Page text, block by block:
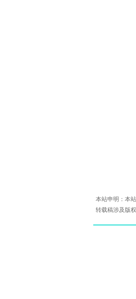
本站申明：本
转载稿涉及版